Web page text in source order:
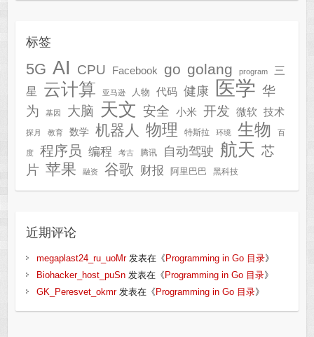
标签
5G AI CPU Facebook go golang program
三
星
云计算 亚马逊 人物 代码 健康 医学 华
为
基因 大脑 天文 安全 小米 开发 微软 技术
探月 教育 数学 机器人 物理 特斯拉 环境 生物 百
度 程序员 编程 考古 腾讯 自动驾驶 航天 芯
片 苹果 融资 谷歌 财报 阿里巴巴 黑科技
近期评论
megaplast24_ru_uoMr发表在《 Programming in Go 目录》
Biohacker_host_puSn发表在《 Programming in Go 目录》
GK_Peresvet_okmr发表在《 Programming in Go 目录》